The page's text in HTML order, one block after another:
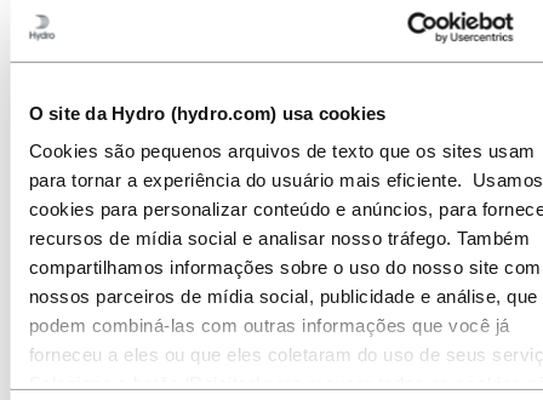
O site da Hydro (hydro.com) usa cookies
Cookies são pequenos arquivos de texto que os sites usam
para tornar a experiência do usuário mais eficiente. Usamos
cookies para personalizar conteúdo e anúncios, para
recursos de mídia social e analisar nosso tráfego. Também
compartilhamos informações sobre o uso do nosso site com
nossos parceiros de mídia social, publicidade e análise, que
podem combiná-las com outras informações que você já
forneceu a eles ou que eles coletaram do uso de seus
Estudantes e graduados
Áreas de carreira
Conheça nossa equipe
Jornada de recrutamento
Contato e perguntas frequentes
Ir para:Investidores
Contatos de investidores
Ir para:Imprensa
Contatos de meios de comunicação
Visão geral da Hydro